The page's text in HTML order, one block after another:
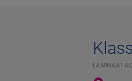
LAMINAAT